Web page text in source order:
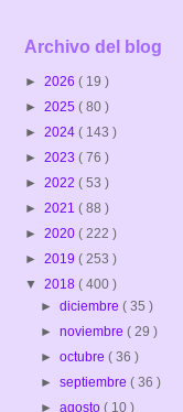
Archivo del blog
► 2026 ( 19 )
► 2025 ( 80 )
► 2024 ( 143 )
► 2023 ( 76 )
► 2022 ( 53 )
► 2021 ( 88 )
► 2020 ( 222 )
► 2019 ( 253 )
▼ 2018 ( 400 )
►diciembre( 35 )
►noviembre( 29 )
►octubre( 36 )
►septiembre( 36 )
►agosto( 10 )